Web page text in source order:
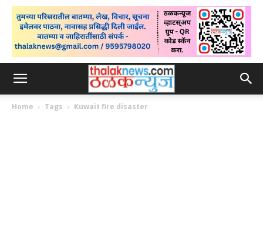
Home Tags Kuwait fire disaster